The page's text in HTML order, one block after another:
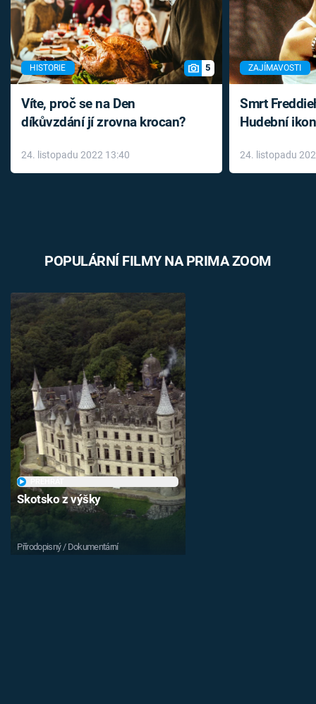
HISTORIE 5
Víte, proč se na Den
díkůvzdání jí zrovna krocan?
24. listopadu 2022 13:40
ZAJÍMAVOSTI
Smrt
Hudební
léky
24. listopadu
POPULÁRNÍ FILMY NA PRIMA ZOOM
Skotsko z výšky
Přírodopisný / Dokumentární